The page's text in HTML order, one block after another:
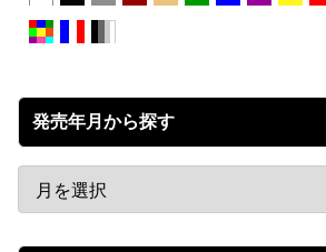
発売年月から探す